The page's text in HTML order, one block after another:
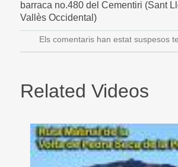
barraca no.480 del Cementiri (Sant
Vallès Occidental)
Els comentaris han estat suspesos
Related Videos